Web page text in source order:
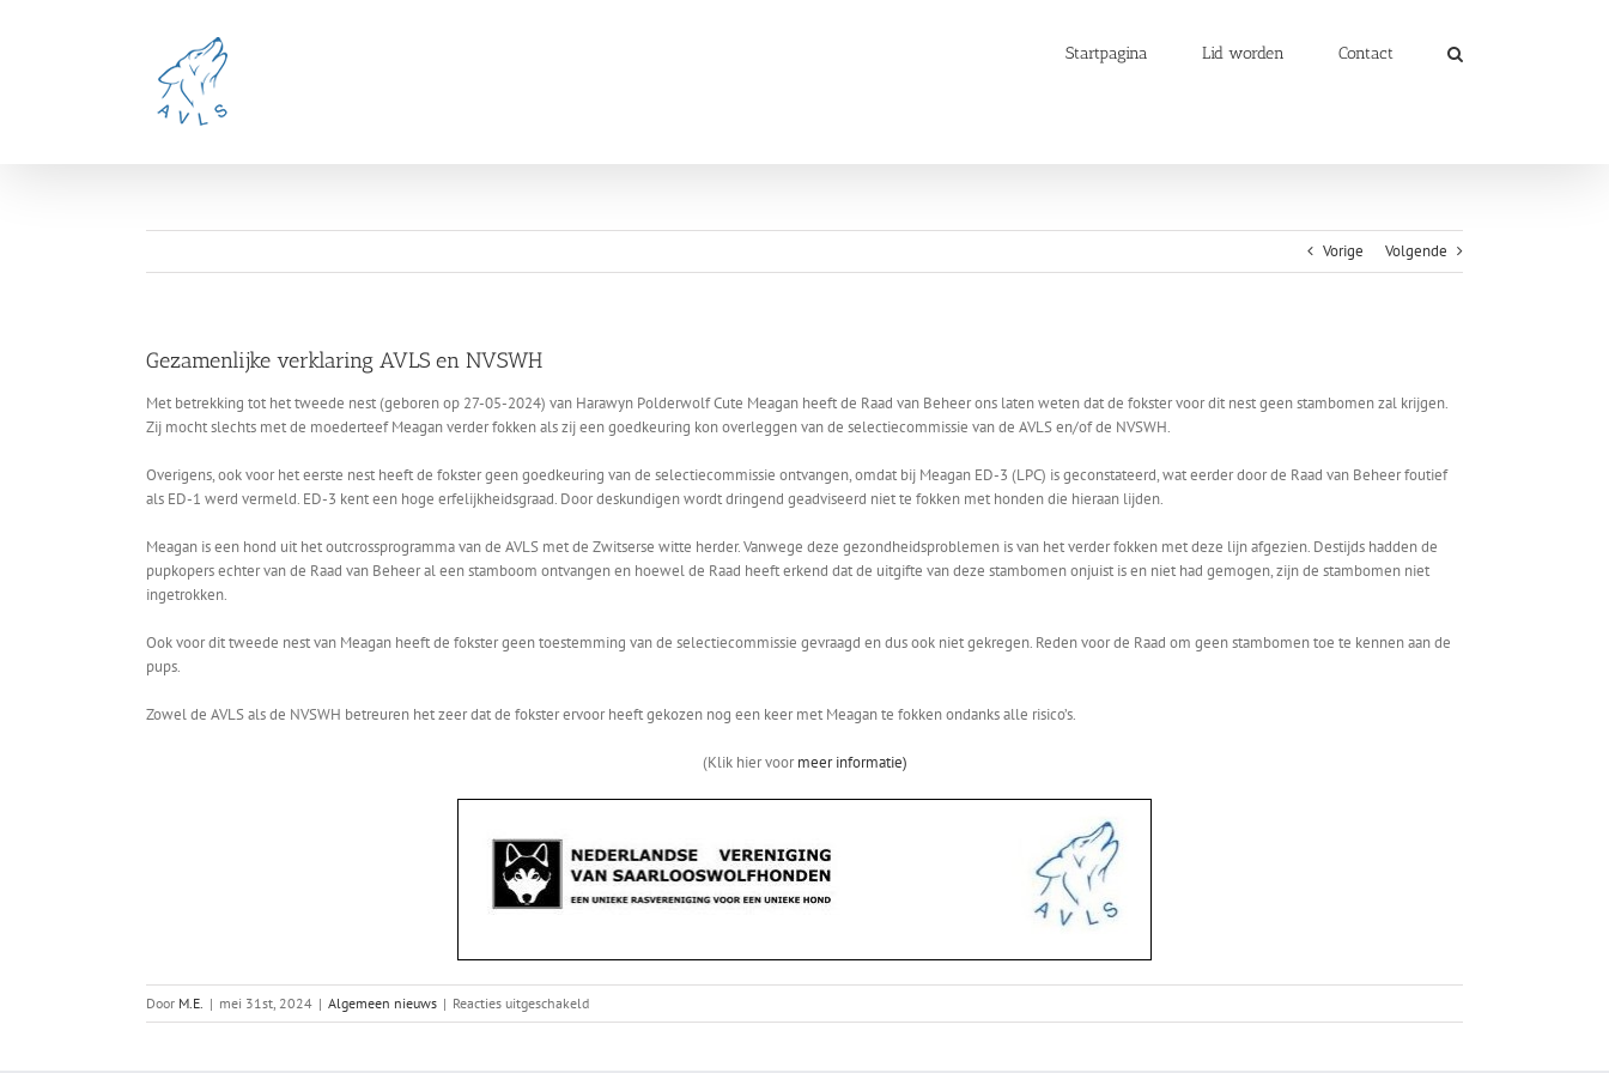
Startpagina Lid worden Contact
Vorige Volgende
Gezamenlijke verklaring AVLS en NVSWH
Met betrekking tot het tweede nest (geboren op 27-05-2024) van Harawyn Polderwolf Cute Meagan heeft de Raad van Beheer ons laten weten dat de fokster voor dit nest geen stambomen zal krijgen.
Zij mocht slechts met de moederteef Meagan verder fokken als zij een goedkeuring kon overleggen van de selectiecommissie van de AVLS en/of de NVSWH.
Overigens, ook voor het eerste nest heeft de fokster geen goedkeuring van de selectiecommissie ontvangen, omdat bij Meagan ED-3 (LPC) is geconstateerd, wat eerder door de Raad van Beheer foutief
als ED-1 werd vermeld. ED-3 kent een hoge erfelijkheidsgraad. Door deskundigen wordt dringend geadviseerd niet te fokken met honden die hieraan lijden.
Meagan is een hond uit het outcrossprogramma van de AVLS met de Zwitserse witte herder. Vanwege deze gezondheidsproblemen is van het verder fokken met deze lijn afgezien. Destijds hadden de
pupkopers echter van de Raad van Beheer al een stamboom ontvangen en hoewel de Raad heeft erkend dat de uitgifte van deze stambomen onjuist is en niet had gemogen, zijn de stambomen niet
ingetrokken.
Ook voor dit tweede nest van Meagan heeft de fokster geen toestemming van de selectiecommissie gevraagd en dus ook niet gekregen. Reden voor de Raad om geen stambomen toe te kennen aan de
pups.
Zowel de AVLS als de NVSWH betreuren het zeer dat de fokster ervoor heeft gekozen nog een keer met Meagan te fokken ondanks alle risico’s.
(Klik hier voormeer informatie)
Door M.E. | mei 31st, 2024 | Algemeen nieuws | Reacties uitgeschakeldvoor
Gezamenlijke